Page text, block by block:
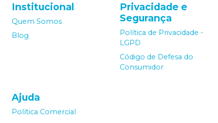
Institucional
Quem Somos
Blog
Privacidade e
Segurança
Política de Privacidade -
LGPD
Código de Defesa do
Consumidor
Ajuda
Política Comercial